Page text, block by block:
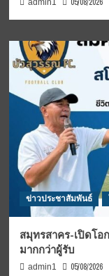
admin1 05/08/2026
ข่าวประชาสัมพันธ์
สมุทรสาคร-เปิดโอ
มากกว่าผู้รับ
admin1 05/08/2026